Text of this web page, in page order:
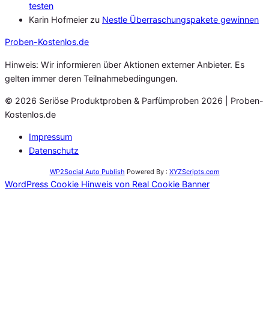
testen
Karin Hofmeier zu Nestle Überraschungspakete gewinnen
Proben-Kostenlos.de
Hinweis: Wir informieren über Aktionen externer Anbieter. Es
gelten immer deren Teilnahmebedingungen.
© 2026 Seriöse Produktproben & Parfümproben 2026 | Proben-
Kostenlos.de
Impressum
Datenschutz
WP2Social Auto Publish Powered By : XYZScripts.com
WordPress Cookie Hinweis von Real Cookie Banner